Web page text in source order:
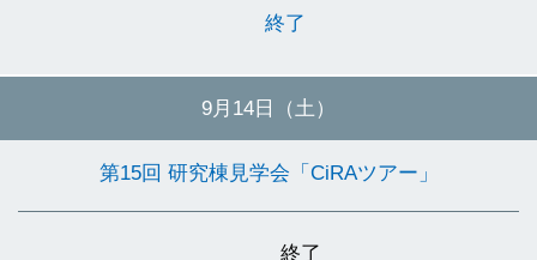
終了
9月14日（土）
第15回 研究棟見学会「CiRAツアー」
終了